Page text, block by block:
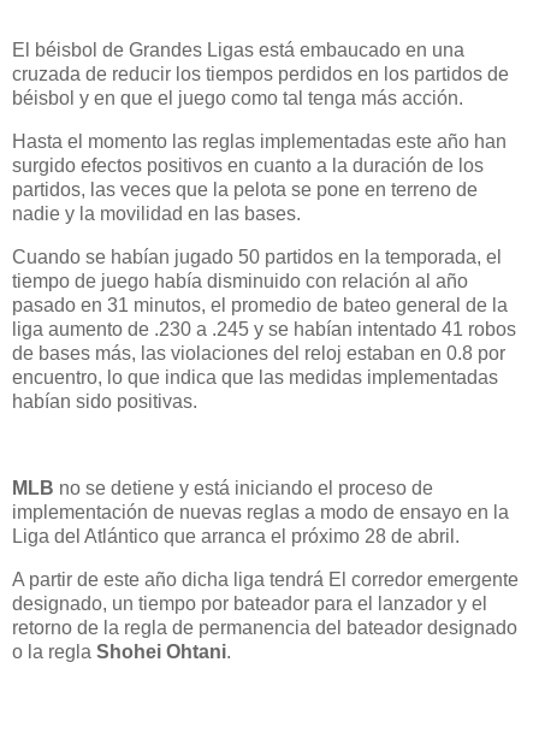
El béisbol de Grandes Ligas está embaucado en una
cruzada de reducir los tiempos perdidos en los partidos de
béisbol y en que el juego como tal tenga más acción.
Hasta el momento las reglas implementadas este año han
surgido efectos positivos en cuanto a la duración de los
partidos, las veces que la pelota se pone en terreno de
nadie y la movilidad en las bases.
Cuando se habían jugado 50 partidos en la temporada, el
tiempo de juego había disminuido con relación al año
pasado en 31 minutos, el promedio de bateo general de la
liga aumento de .230 a .245 y se habían intentado 41 robos
de bases más, las violaciones del reloj estaban en 0.8 por
encuentro, lo que indica que las medidas implementadas
habían sido positivas.
MLB no se detiene y está iniciando el proceso de
implementación de nuevas reglas a modo de ensayo en la
Liga del Atlántico que arranca el próximo 28 de abril.
A partir de este año dicha liga tendrá El corredor emergente
designado, un tiempo por bateador para el lanzador y el
retorno de la regla de permanencia del bateador designado
o la regla Shohei Ohtani.